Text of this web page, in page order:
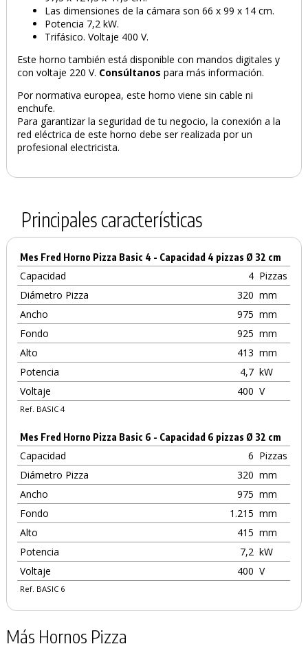
Las dimensiones de la cámara son 66 x 99 x 14 cm.
Potencia 7,2 kW.
Trifásico. Voltaje 400 V.
Este horno también está disponible con mandos digitales y
con voltaje 220 V. Consúltanospara más información.
Por normativa europea, este horno viene sin cable ni
enchufe.
Para garantizar la seguridad de tu negocio, la conexión a la
red eléctrica de este horno debe ser realizada por un
profesional electricista.
Principales características
Mes Fred Horno Pizza Basic 4 - Capacidad 4 pizzas Ø 32 cm
Capacidad 4 Pizzas
Diámetro Pizza
320 mm
Ancho
975 mm
Fondo
925 mm
Alto
413 mm
Potencia
4,7 kW
Voltaje
400 V
Ref. BASIC 4
Mes Fred Horno Pizza Basic 6 - Capacidad 6 pizzas Ø 32 cm
Capacidad 6 Pizzas
Diámetro Pizza
320 mm
Ancho
975 mm
Fondo
1.215 mm
Alto
415 mm
Potencia
7,2 kW
Voltaje
400 V
Ref. BASIC 6
Más Hornos Pizza